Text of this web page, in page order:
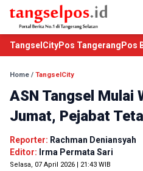
TangselCityPos Tangerang Pos
Home / TangselCity
ASN Tangsel Mulai
Jumat, Pejabat
Reporter: Rachman Deniansyah
Editor: Irma Permata Sari
Selasa, 07 April 2026 | 21:43 WIB